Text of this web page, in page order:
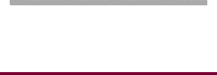
CHF 24.95.